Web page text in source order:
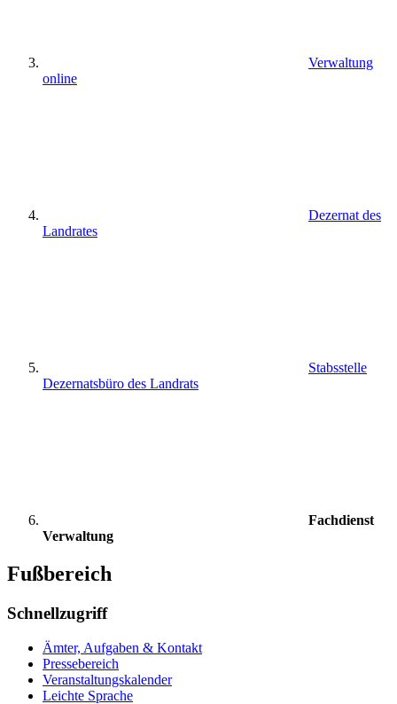
Verwaltung
online
Dezernat des
Landrates
Stabsstelle
Dezernatsbüro des Landrats
Fachdienst
Verwaltung
Fußbereich
Schnellzugriff
Ämter, Aufgaben & Kontakt
Pressebereich
Veranstaltungskalender
Leichte Sprache